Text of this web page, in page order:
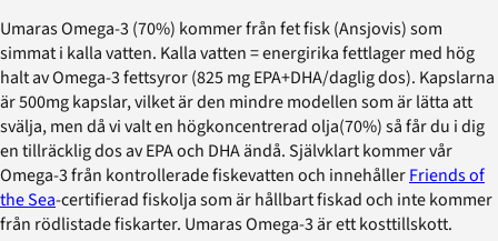
Umaras Omega-3 (70%) kommer från fet fisk (Ansjovis) som
simmat i kalla vatten. Kalla vatten = energirika fettlager med hög
halt av Omega-3 fettsyror (825 mg EPA+DHA/daglig dos). Kapslarna
är 500mg kapslar, vilket är den mindre modellen som är lätta att
svälja, men då vi valt en högkoncentrerad olja(70%) så får du i dig
en tillräcklig dos av EPA och DHA ändå. Självklart kommer vår
Omega-3 från kontrollerade fiskevatten och innehållerFriends of
the Sea-certifierad fiskolja som är hållbart fiskad och inte kommer
från rödlistade fiskarter. Umaras Omega-3 är ett kosttillskott.